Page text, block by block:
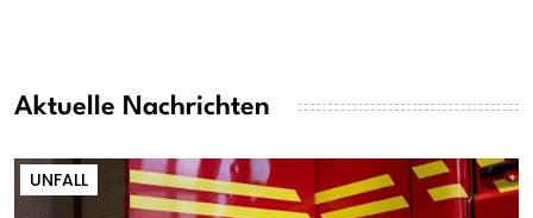
Aktuelle Nachrichten
UNFALL